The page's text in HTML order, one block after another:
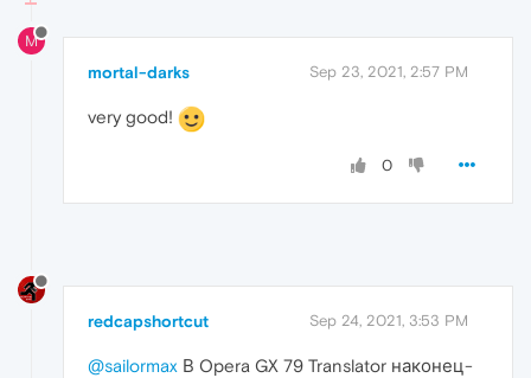
M
mortal-darks Sep 23, 2021, 2:57 PM
very good!
0
redcapshortcut Sep 24, 2021, 3:53 PM
@sailormax В Opera GX 79 Translator наконец-